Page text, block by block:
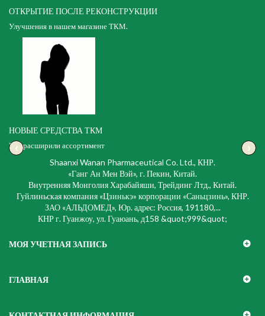
ОТКРЫТИЕ ПОСЛЕ РЕКОНСТРУКЦИИ
Улучшения в нашем магазине ТКМ.
НОВЫЕ СРЕДСТВА ТКМ
Мы расширили ассортимент
‹ ›
Shaanxi Wanan Pharmaceutical Co. Ltd., КНР.
«Ганг Ан Мен Вэй», г. Пекин, Китай.
Внутренняя Монголия Харабайяши, Трейдинг Лтд., Китай.
Гуйлиньская компания «Цзинькэ» корпорации «Саньцзинь», КНР.
ЗАО «АЛЬДОМЕД», Юр. адрес: Россия, 191180,...
КНР г. Гуанжоу, ул. Гуаюань, д158 &quot;999&quot;
МОЯ УЧЕТНАЯ ЗАПИСЬ
ГЛАВНАЯ